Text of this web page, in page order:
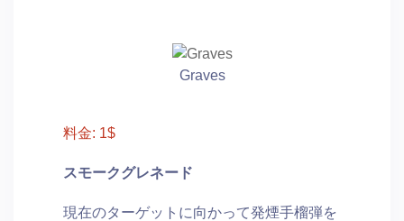
Graves
料金: 1$
スモークグレネード
現在のターゲットに向かって発煙手榴弾を